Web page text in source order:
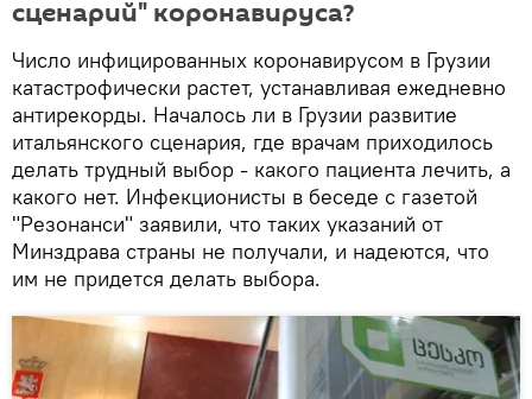
сценарий" коронавируса?
Число инфицированных коронавирусом в Грузии
катастрофически растет, устанавливая ежедневно
антирекорды. Началось ли в Грузии развитие
итальянского сценария, где врачам приходилось
делать трудный выбор - какого пациента лечить, а
какого нет. Инфекционисты в беседе с газетой
"Резонанси" заявили, что таких указаний от
Минздрава страны не получали, и надеются, что
им не придется делать выбора.